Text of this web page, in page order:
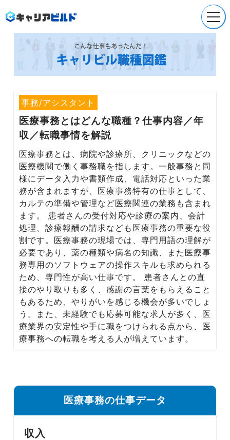
事務/アシスタント
医療事務とはどんな職種？仕事内容／年
収／転職事情を解説
医療事務とは、病院や診療所、クリニックなどの
医療機関で働く事務職を指します。一般事務と同
様にデータ入力や書類作成、電話対応といった業
務が含まれますが、医療事務特有の仕事として、
カルテの準備や管理など医療関連の業務も含まれ
ます。 患者さんの受付対応や診療の案内、会計
処理、診療報酬の請求なども医療事務の重要な役
割です。医療事務の現場では、専門用語の理解が
必要であり、薬の種類や病名の知識、また医療事
務専用のソフトウェアの操作スキルも求められる
ため、専門性が高い仕事です。 患者さんとの直
接のやり取りも多く、感謝の言葉をもらえること
もあるため、やりがいを感じる機会が多いでしょ
う。また、未経験でも応募可能な求人が多く、医
療業界の安定性や手に職をつけられる点から、医
療事務への転職を考える人が増えています。
医療事務の仕事データ
収入
Company
就職/転職支援
Service
採用支援
Recruit
採用情報
News
お知らせ
Media
転職メディア